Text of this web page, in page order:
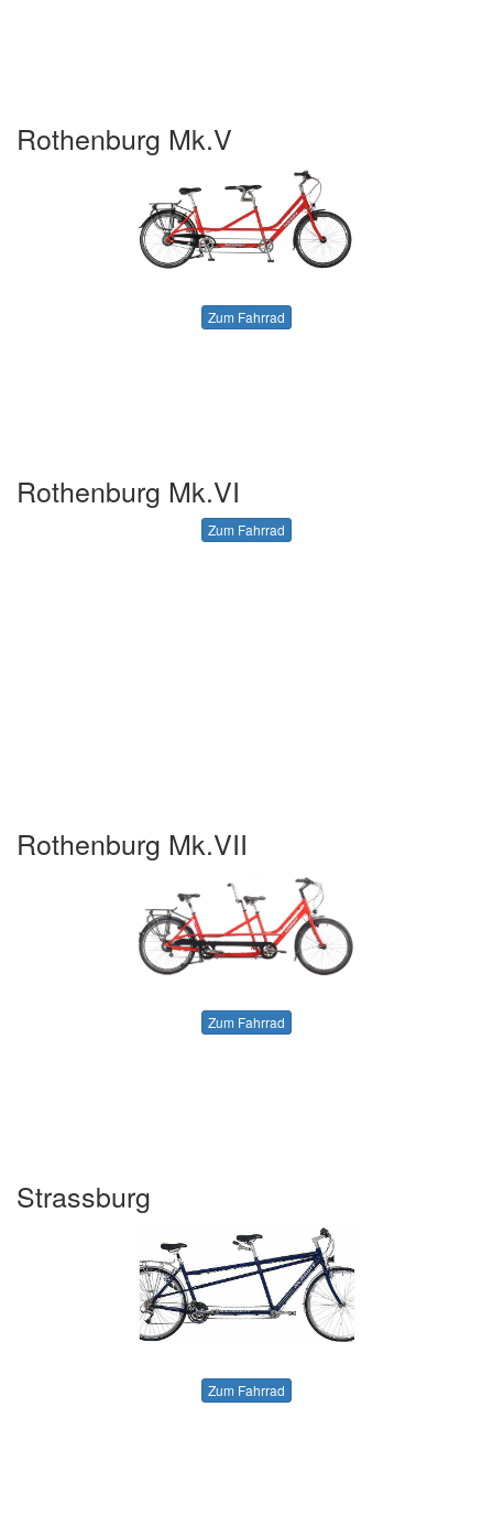
Rothenburg Mk.V
Zum Fahrrad
Rothenburg Mk.VI
Zum Fahrrad
Rothenburg Mk.VII
Zum Fahrrad
Strassburg
Zum Fahrrad